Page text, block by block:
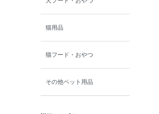
猫用品
猫フード・おやつ
その他ペット用品